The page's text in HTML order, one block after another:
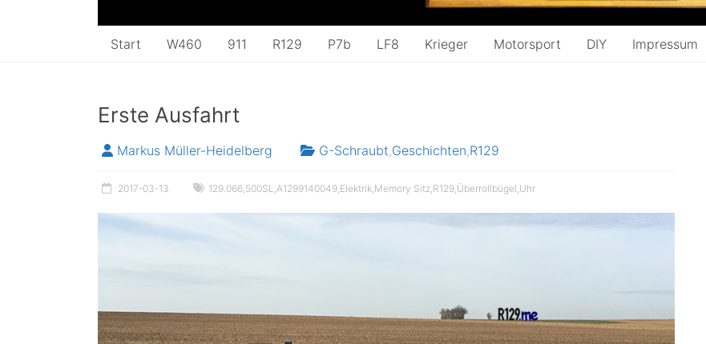
Start W460 911 R129 P7b LF8 Krieger Motorsport DIY Impressum
Erste Ausfahrt
Markus Müller-Heidelberg G-Schraubt,Geschichten,R129
2017-03-13 129.066 500SL A1299140049 Elektrik Memory Sitz R129 Überrollbügel Uhr